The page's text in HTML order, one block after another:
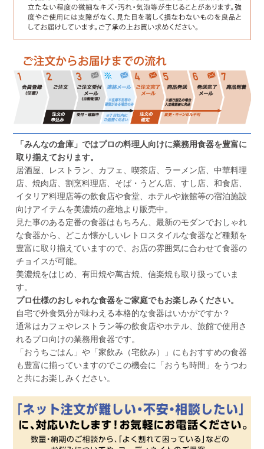
「みんなの倉庫」ではプロの料理人向けに業務用食器を豊富に
取り揃えております。
居酒屋、レストラン、カフェ、喫茶店、ラーメン店、中華料理
店、焼肉店、割烹料理店、そば・うどん店、すし店、和食店、
イタリア料理店等の飲食店や食堂、ホテルや旅館等の宿泊施設
向けアイテムを美濃焼の産地より販売中。
見た事のある定番の食器はもちろん、最新のモダンでおしゃれ
な食器から、どこか懐かしいレトロスタイルな食器など種類を
豊富に取り揃えていますので、お店の雰囲気に合わせて食器の
チョイスが可能。
美濃焼をはじめ、有田焼や萬古焼、信楽焼も取り扱っていま
す。
プロ仕様のおしゃれな食器をご家庭でもお楽しみください。
自宅で外食気分が味わえる本格的な食器はいかがですか？
通常はカフェやレストラン等の飲食店やホテル、旅館で使用さ
れるプロ向けの業務用食器です。
「おうちごはん」や「家飲み（宅飲み）」にもおすすめの食器
も豊富に揃っていますのでこの機会に「おうち時間」をうつわ
と共にお楽しみください。